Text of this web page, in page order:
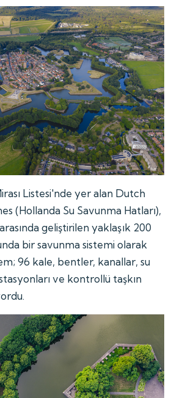
Listesi'nde yer alan Dutch
(Hollanda Su Savunma Hatları),
geliştirilen yaklaşık 200
bir savunma sistemi olarak
96 kale, bentler, kanallar, su
ve kontrollü taşkın